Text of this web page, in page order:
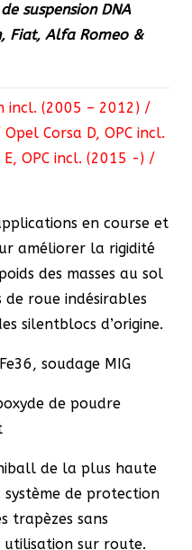
actuel
est :
suspension DNA
Fiat, Alfa Romeo &
incl. (2005 – 2012) /
Corsa D, OPC incl.
OPC incl. (2015 -) /
en course et
améliorer la rigidité
des masses au sol
roue indésirables
silentblocs d’origine.
soudage MIG
de poudre
de la plus haute
de protection
trapèzes sans
sur route.